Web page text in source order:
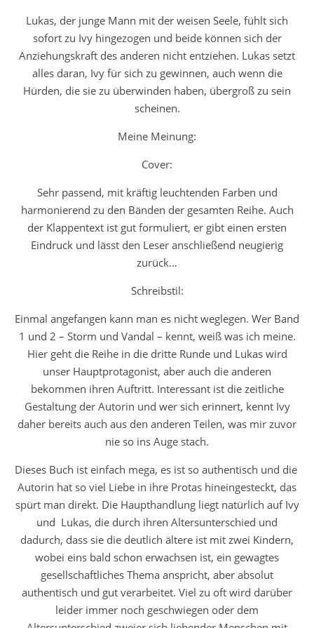
Lukas, der junge Mann mit der weisen Seele, fühlt sich
sofort zu Ivy hingezogen und beide können sich der
Anziehungskraft des anderen nicht entziehen. Lukas setzt
alles daran, Ivy für sich zu gewinnen, auch wenn die
Hürden, die sie zu überwinden haben, übergroß zu sein
scheinen.
Meine Meinung:
Cover:
Sehr passend, mit kräftig leuchtenden Farben und
harmonierend zu den Bänden der gesamten Reihe. Auch
der Klappentext ist gut formuliert, er gibt einen ersten
Eindruck und lässt den Leser anschließend neugierig
zurück…
Schreibstil:
Einmal angefangen kann man es nicht weglegen. Wer Band
1 und 2 – Storm und Vandal – kennt, weiß was ich meine.
Hier geht die Reihe in die dritte Runde und Lukas wird
unser Hauptprotagonist, aber auch die anderen
bekommen ihren Auftritt. Interessant ist die zeitliche
Gestaltung der Autorin und wer sich erinnert, kennt Ivy
daher bereits auch aus den anderen Teilen, was mir zuvor
nie so ins Auge stach.
Dieses Buch ist einfach mega, es ist so authentisch und die
Autorin hat so viel Liebe in ihre Protas hineingesteckt, das
spürt man direkt. Die Haupthandlung liegt natürlich auf Ivy
und Lukas, die durch ihren Altersunterschied und
dadurch, dass sie die deutlich ältere ist mit zwei Kindern,
wobei eins bald schon erwachsen ist, ein gewagtes
gesellschaftliches Thema anspricht, aber absolut
authentisch und gut verarbeitet. Viel zu oft wird darüber
leider immer noch geschwiegen oder dem